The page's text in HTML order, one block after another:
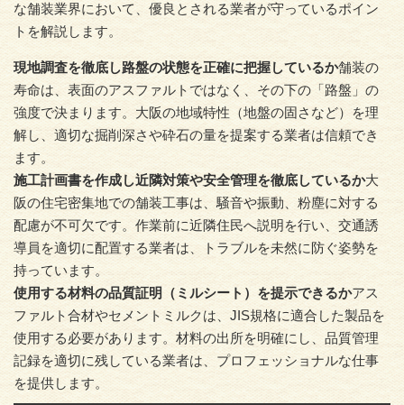
な舗装業界において、優良とされる業者が守っているポイン
トを解説します。
現地調査を徹底し路盤の状態を正確に把握しているか舗装の
寿命は、表面のアスファルトではなく、その下の「路盤」の
強度で決まります。大阪の地域特性（地盤の固さなど）を理
解し、適切な掘削深さや砕石の量を提案する業者は信頼でき
ます。
施工計画書を作成し近隣対策や安全管理を徹底しているか大
阪の住宅密集地での舗装工事は、騒音や振動、粉塵に対する
配慮が不可欠です。作業前に近隣住民へ説明を行い、交通誘
導員を適切に配置する業者は、トラブルを未然に防ぐ姿勢を
持っています。
使用する材料の品質証明（ミルシート）を提示できるかアス
ファルト合材やセメントミルクは、JIS規格に適合した製品を
使用する必要があります。材料の出所を明確にし、品質管理
記録を適切に残している業者は、プロフェッショナルな仕事
を提供します。